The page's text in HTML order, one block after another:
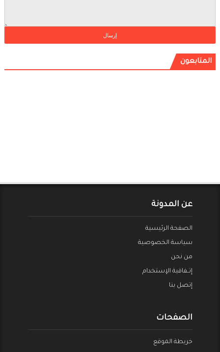
المتابعون
عن المدونة
الصفحة الرئيسية
سياسة الخصوصية
من نحن
إتــفاقية الإستخدام
إتصل بنا
الصفحات
خريطة الموقع